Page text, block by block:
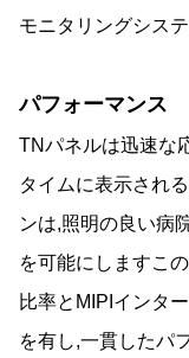
モニタリングシス
パフォーマンス
TNパネルは迅速な
タイムに表示され
ンは,照明の良い病
を可能にしますこ
比率とMIPIインタ
を有し,一貫したパ